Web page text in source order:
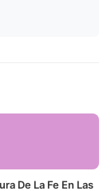
De La Fe En Las